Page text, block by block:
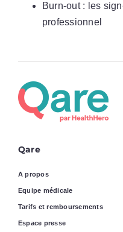
Burn-out : les
professionnel
Qare
A propos
Equipe médicale
Tarifs et remboursements
Espace presse